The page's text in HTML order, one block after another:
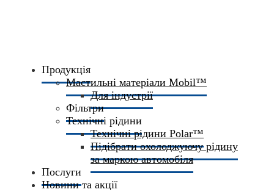
Продукція
Мастильні матеріали Mobil™
Для індустрії
Фільтри
Технічні рідини
Технічні рідини Polar™
Підібрати охолоджуючу рідину
за маркою автомобіля
Послуги
Новини та акції